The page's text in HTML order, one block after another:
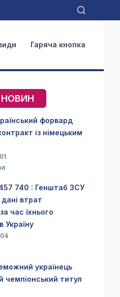
Гаряча кнопка
НОВИН
форвард
із німецьким
740 : Генштаб ЗСУ
дані втрат
час їхнього
Україну
українець
чемпіонський титул